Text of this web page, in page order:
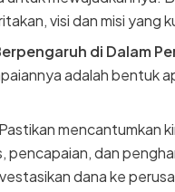
visi dan misi yang
di Dalam
adalah bentuk
Pastikan mencantumkan
pencapaian, dan
dana ke